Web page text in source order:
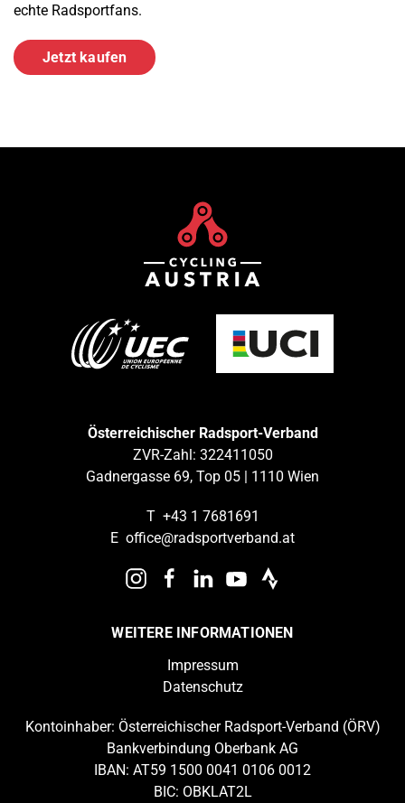
echte Radsportfans.
Jetzt kaufen
Österreichischer Radsport-Verband
ZVR-Zahl: 322411050
Gadnergasse 69, Top 05 | 1110 Wien
T +43 1 7681691
E office@radsportverband.at
WEITERE INFORMATIONEN
Impressum
Datenschutz
Kontoinhaber: Österreichischer Radsport-Verband (ÖRV)
Bankverbindung Oberbank AG
IBAN: AT59 1500 0041 0106 0012
BIC: OBKLAT2L